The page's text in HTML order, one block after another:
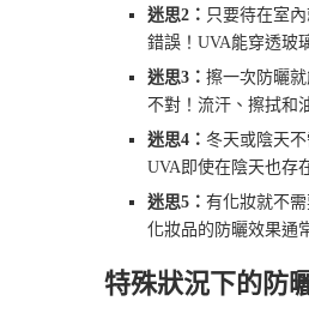
迷思2： 只要待在室
錯誤！UVA能穿透玻
迷思3： 擦一次防曬
不對！流汗、擦拭和
迷思4： 冬天或陰天
UVA即使在陰天也存
迷思5： 有化妝就不
化妝品的防曬效果通
特殊狀況下的防